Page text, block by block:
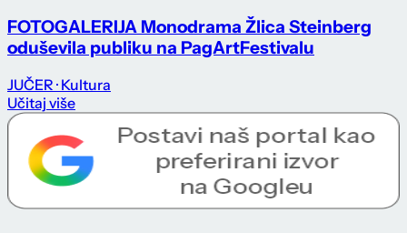
FOTOGALERIJA Monodrama Žlica Steinberg
oduševila publiku na PagArtFestivalu
JUČER · Kultura
Učitaj više